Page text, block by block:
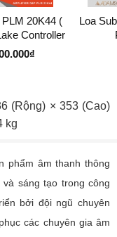
20K44 (
Controller
Loa
(Rộng) × 353 (Cao)
kg
phẩm âm thanh thông
sáng tạo trong công
bởi đội ngũ chuyên
các chuyên gia âm